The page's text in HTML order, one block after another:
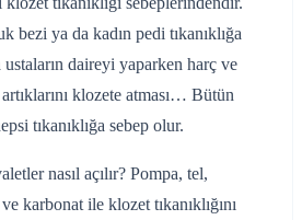
bezi ya da kadın pedi tıkanıklığa
ustaların daireyi yaparken harç ve
klozete atması… Bütün
tıkanıklığa sebep olur.
nasıl açılır? Pompa, tel,
karbonat ile klozet tıkanıklığını